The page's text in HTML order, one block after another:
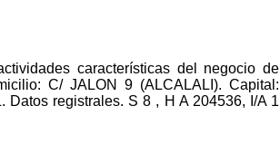
características del negocio de
C/ JALON 9 (ALCALALI). Capital:
Datos registrales. S 8 , H A 204536, I/A 1